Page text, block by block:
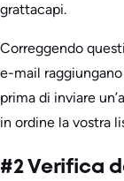
grattacapi.
Correggendo
e-mail
prima di inviare
in ordine la vostra
#2 Verifica